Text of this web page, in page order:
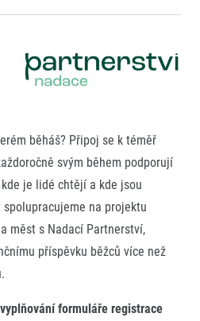
RunCzech.
běháš? Připoj se k téměř
svým během podporují
je lidé chtějí a kde jsou
na projektu
měst s Nadací Partnerství,
příspěvku běžců více než
formuláře registrace